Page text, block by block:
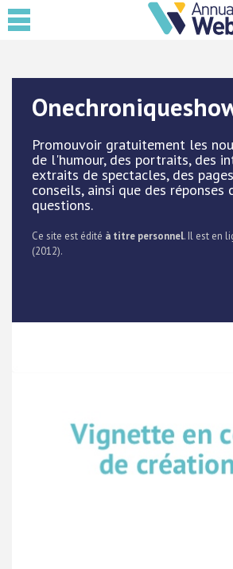
Promouvoir gratuitement les
de l'humour, des portraits, des
extraits de spectacles, des
conseils, ainsi que des réponses
questions.
Ce site est édité à titre personnel. Il est en
(2012).